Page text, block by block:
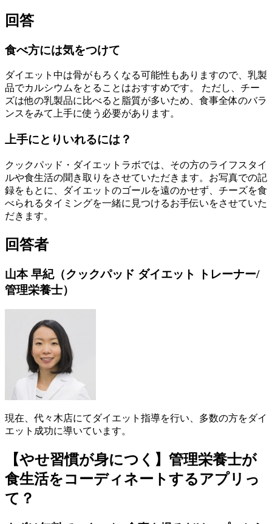
回答
食べ方には気をつけて
ダイエット中は骨がもろくなる可能性もありますので、乳製
品でカルシウムをとることはおすすめです。 ただし、チー
ズは他の乳製品に比べると脂質が多いため、食事全体のバラ
ンスをみて上手に使う必要があります。
上手にとりいれるには？
クックパッド・ダイエットラボでは、その方のライフスタイ
ルや食生活の聞き取りをさせていただきます。お写真での記
録をもとに、ダイエットのゴールを遠のかせず、チーズを食
べられるタイミングを一緒に見つけるお手伝いをさせていた
だきます。
回答者
山本 早紀（クックパッド ダイエット トレーナー/
管理栄養士）
現在、代々木店にてダイエット指導を行い、多数の方をダイ
エット成功に導いています。
【やせ習慣が身につく】管理栄養士が
食生活をコーディネートするアプリっ
て？